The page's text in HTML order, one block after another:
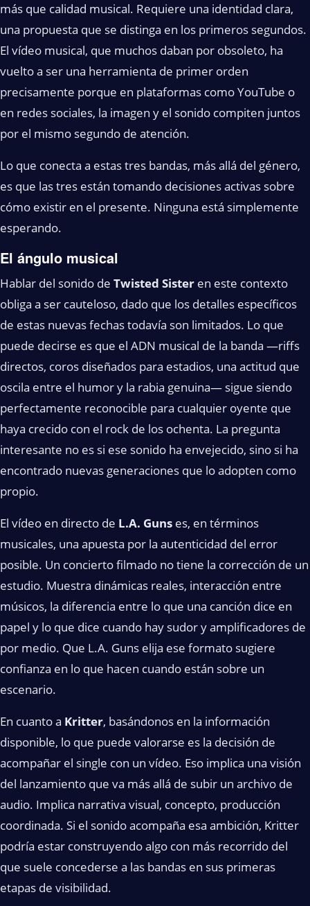
más que calidad musical. Requiere una identidad clara,
una propuesta que se distinga en los primeros segundos.
El vídeo musical, que muchos daban por obsoleto, ha
vuelto a ser una herramienta de primer orden
precisamente porque en plataformas como YouTube o
en redes sociales, la imagen y el sonido compiten juntos
por el mismo segundo de atención.
Lo que conecta a estas tres bandas, más allá del género,
es que las tres están tomando decisiones activas sobre
cómo existir en el presente. Ninguna está simplemente
esperando.
El ángulo musical
Hablar del sonido de Twisted Sister en este contexto
obliga a ser cauteloso, dado que los detalles específicos
de estas nuevas fechas todavía son limitados. Lo que
puede decirse es que el ADN musical de la banda —riffs
directos, coros diseñados para estadios, una actitud que
oscila entre el humor y la rabia genuina— sigue siendo
perfectamente reconocible para cualquier oyente que
haya crecido con el rock de los ochenta. La pregunta
interesante no es si ese sonido ha envejecido, sino si ha
encontrado nuevas generaciones que lo adopten como
propio.
El vídeo en directo de L.A. Guns es, en términos
musicales, una apuesta por la autenticidad del error
posible. Un concierto filmado no tiene la corrección de un
estudio. Muestra dinámicas reales, interacción entre
músicos, la diferencia entre lo que una canción dice en
papel y lo que dice cuando hay sudor y amplificadores de
por medio. Que L.A. Guns elija ese formato sugiere
confianza en lo que hacen cuando están sobre un
escenario.
En cuanto a Kritter, basándonos en la información
disponible, lo que puede valorarse es la decisión de
acompañar el single con un vídeo. Eso implica una visión
del lanzamiento que va más allá de subir un archivo de
audio. Implica narrativa visual, concepto, producción
coordinada. Si el sonido acompaña esa ambición, Kritter
podría estar construyendo algo con más recorrido del
que suele concederse a las bandas en sus primeras
etapas de visibilidad.